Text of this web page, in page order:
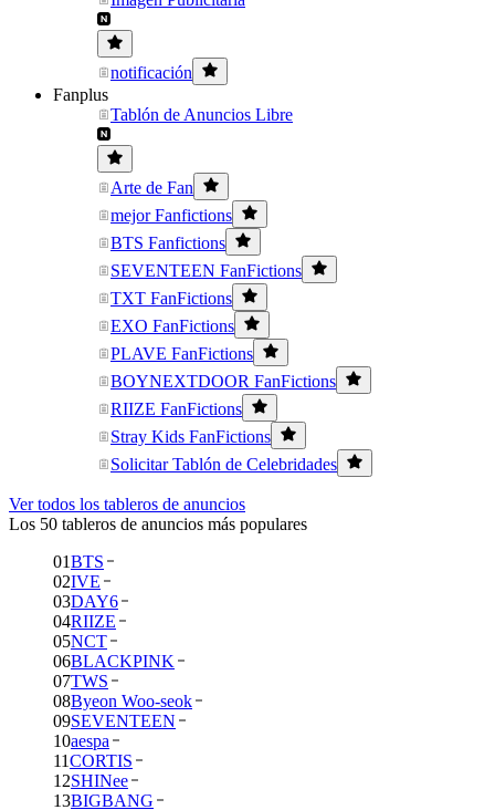
notificación
Fanplus
Tablón de Anuncios Libre
Arte de Fan
mejor Fanfictions
BTS Fanfictions
SEVENTEEN FanFictions
TXT FanFictions
EXO FanFictions
PLAVE FanFictions
BOYNEXTDOOR FanFictions
RIIZE FanFictions
Stray Kids FanFictions
Solicitar Tablón de Celebridades
Ver todos los tableros de anuncios
Los 50 tableros de anuncios más populares
01BTS
02IVE
03DAY6
04RIIZE
05NCT
06BLACKPINK
07TWS
08Byeon Woo-seok
09SEVENTEEN
10aespa
11CORTIS
12SHINee
13BIGBANG